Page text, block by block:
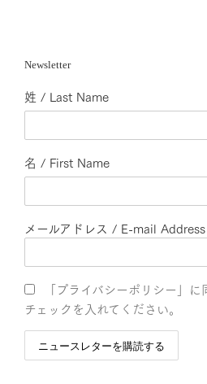
Newsletter
姓 / Last Name
名 / First Name
メールアドレス / E-mail Address
「プライバシーポリシー」に
チェックを入れてください。